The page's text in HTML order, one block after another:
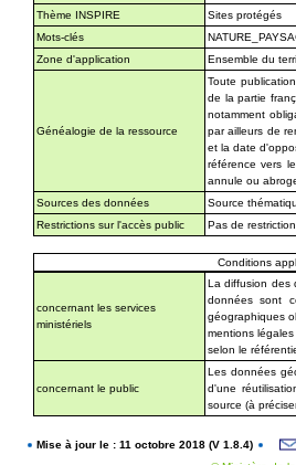
Thème INSPIRE
Sites protégés
Mots-clés
Zone d'application
Ensemble du
Généalogie de la ressource
Toute
de la partie
notamment
par ailleurs de
et la date
référence vers
annule ou
Sources des données
Source
Restrictions sur l'accès public
Pas de
Conditions
concernant les services
ministériels
La diffusion des
données sont
géographiques
mentions
selon le
concernant le public
Les données
d'une
source (à
Mise à jour le : 11 octobre 2018 (V 1.8.4)